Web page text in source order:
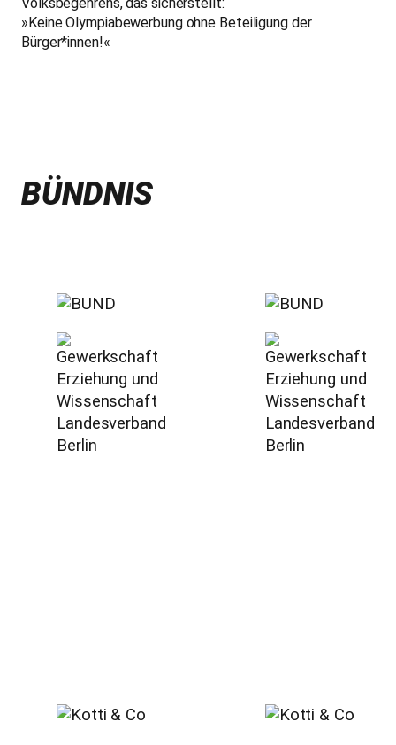
»Keine Olympiabewerbung ohne Beteiligung der
Bürger*innen!«
BÜNDNIS